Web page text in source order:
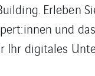
und
Ihr digitales